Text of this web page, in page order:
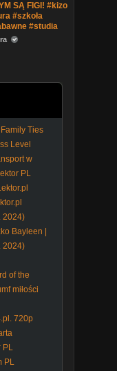
SĄ FIGI! #kizo
#szkoła
#studia
Ties
Level
w
PL
2024)
Bayleen |
2024)
of the
miłości
720p
PL
PL